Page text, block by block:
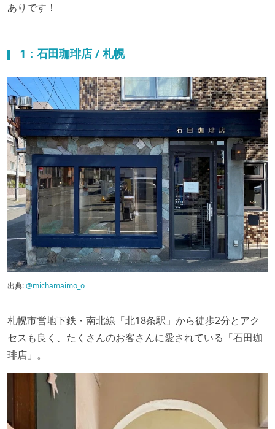
ありです！
1：石田珈琲店 / 札幌
出典:@michamaimo_o
札幌市営地下鉄・南北線「北18条駅」から徒歩2分とアク
セスも良く、たくさんのお客さんに愛されている「石田珈
琲店」。